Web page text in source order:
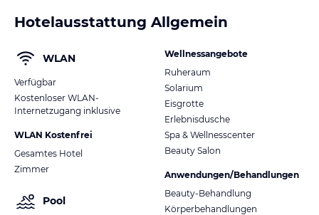
Hotelausstattung Allgemein
WLAN
Verfügbar
Kostenloser WLAN-
Internetzugang inklusive
WLAN Kostenfrei
Gesamtes Hotel
Zimmer
Pool
Wellnessangebote
Ruheraum
Solarium
Eisgrotte
Erlebnisdusche
Spa & Wellnesscenter
Beauty Salon
Anwendungen/Behandlungen
Beauty-Behandlung
Körperbehandlungen